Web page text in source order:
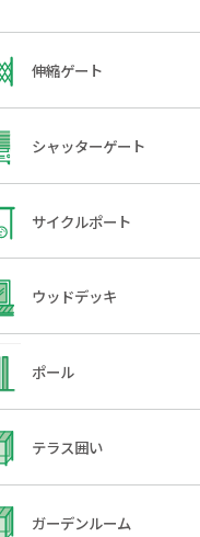
伸縮ゲート
シャッターゲート
サイクルポート
ウッドデッキ
ポール
テラス囲い
ガーデンルーム